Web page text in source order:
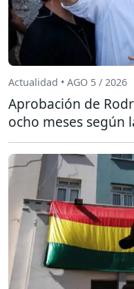
Actualidad • AGO 5 / 2026
Aprobación de
ocho meses según